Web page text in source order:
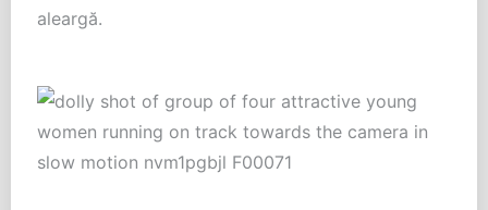
aleargă.